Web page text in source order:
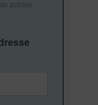
publier